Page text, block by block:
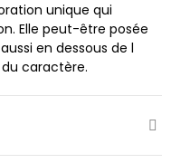
unique qui
Elle peut-être posée
en dessous de l
caractère.